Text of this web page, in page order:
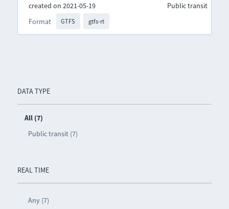
DATA TYPE
All (7)
Public transit (7)
REAL TIME
Any (7)
created on 2021-05-19
Format
GTFS gtfs-rt
Public transit